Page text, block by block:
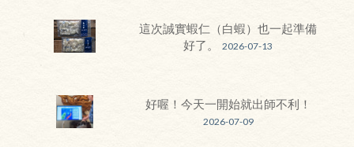
這次誠實蝦仁（白蝦）也一起準備
好了。
2026-07-13
好喔！今天一開始就出師不利！
2026-07-09